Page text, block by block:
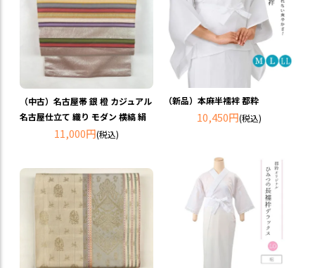
（中古）名古屋帯 銀 橙 カジュアル
名古屋仕立て 織り モダン 横縞 絹
11,000円(税込)
（新品）本麻半襦袢 都粋
10,450円(税込)